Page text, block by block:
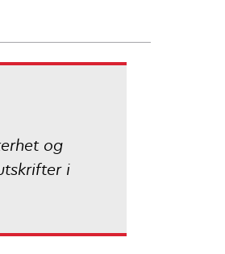
og
i